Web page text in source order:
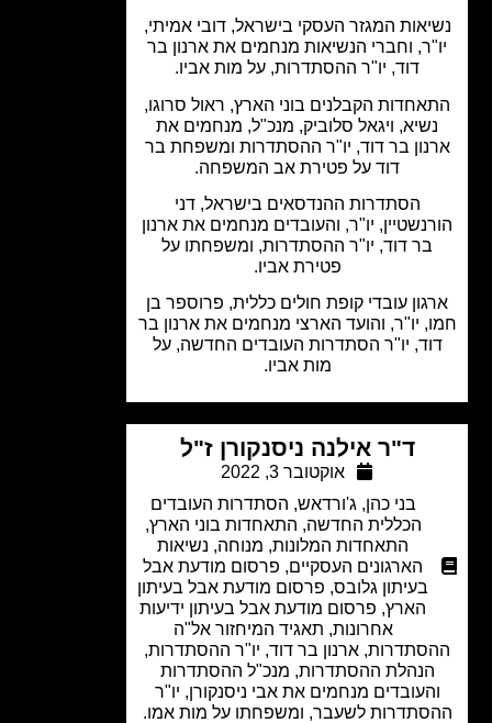
המגזר העסקי בישראל, דובי אמיתי,
וחברי הנשיאות מנחמים את ארנון בר
דוד, יו"ר ההסתדרות, על מות אביו.
הקבלנים בוני הארץ, ראול סרוגו,
ויגאל סלוביק, מנכ"ל, מנחמים את
בר דוד, יו"ר ההסתדרות ומשפחת בר
דוד על פטירת אב המשפחה.
הסתדרות ההנדסאים בישראל, דני
יו"ר, והעובדים מנחמים את ארנון
בר דוד, יו"ר ההסתדרות, ומשפחתו על
פטירת אביו.
עובדי קופת חולים כללית, פרוספר בן
יו"ר, והועד הארצי מנחמים את ארנון בר
יו"ר הסתדרות העובדים החדשה, על
מות אביו.
ד"ר אילנה ניסנקורן ז"ל
אוקטובר 3, 2022
,ג'ורדאש,הסתדרות העובדים
הכללית החדשה ,התאחדות בוני הארץ,
התאחדות המלונות,מנוחה, נשיאות
הארגונים העסקיים,פרסום מודעת אבל
בעיתון גלובס, פרסום מודעת אבל בעיתון
פרסום מודעת אבל בעיתון ידיעות
אחרונות,תאגיד המיחזור אל"ה
ארנון בר דוד, יו"ר ההסתדרות,
הנהלת ההסתדרות, מנכ"ל ההסתדרות
מנחמים את אבי ניסנקורן, יו"ר
לשעבר, ומשפחתו על מות אמו.